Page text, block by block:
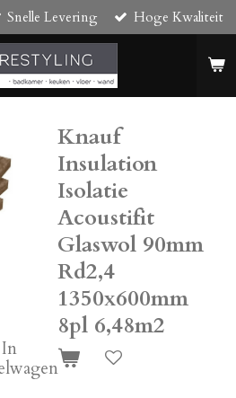
Snelle Levering Hoge Kwaliteit
Knauf
Insulation
Isolatie
Acoustifit
Glaswol 90mm
Rd2,4
1350x600mm
8pl 6,48m2
In